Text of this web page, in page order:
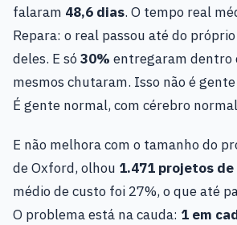
falaram 48,6 dias. O tempo real
Repara: o real passou até do
deles. E só30% entregaram dentro
mesmos chutaram. Isso não é
É gente normal, com cérebro
E não melhora com o tamanho do
de Oxford, olhou 1.471 projetos
médio de custo foi 27%, o que até
O problema está na cauda: 1 em